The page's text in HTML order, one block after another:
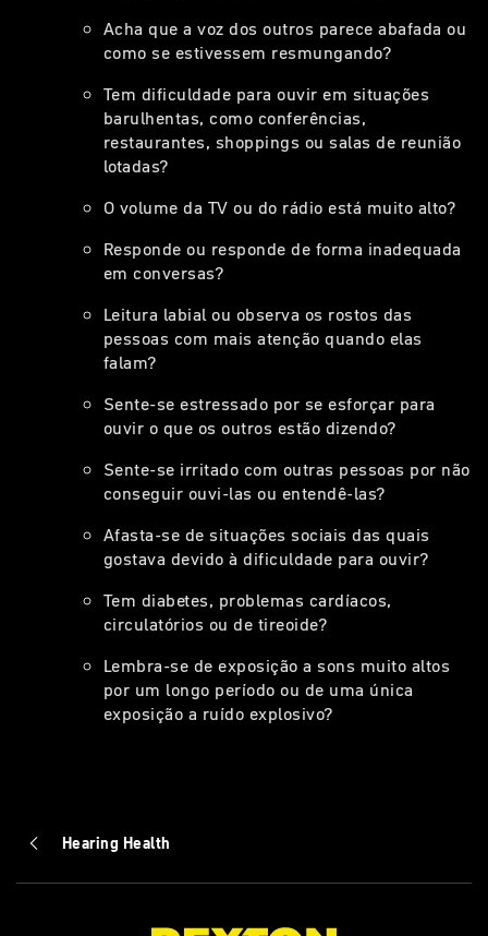
Acha que a voz dos outros parece abafada ou
como se estivessem resmungando?
Tem dificuldade para ouvir em situações
barulhentas, como conferências,
restaurantes, shoppings ou salas de reunião
lotadas?
O volume da TV ou do rádio está muito alto?
Responde ou responde de forma inadequada
em conversas?
Leitura labial ou observa os rostos das
pessoas com mais atenção quando elas
falam?
Sente-se estressado por se esforçar para
ouvir o que os outros estão dizendo?
Sente-se irritado com outras pessoas por não
conseguir ouvi-las ou entendê-las?
Afasta-se de situações sociais das quais
gostava devido à dificuldade para ouvir?
Tem diabetes, problemas cardíacos,
circulatórios ou de tireoide?
Lembra-se de exposição a sons muito altos
por um longo período ou de uma única
exposição a ruído explosivo?
Hearing Health